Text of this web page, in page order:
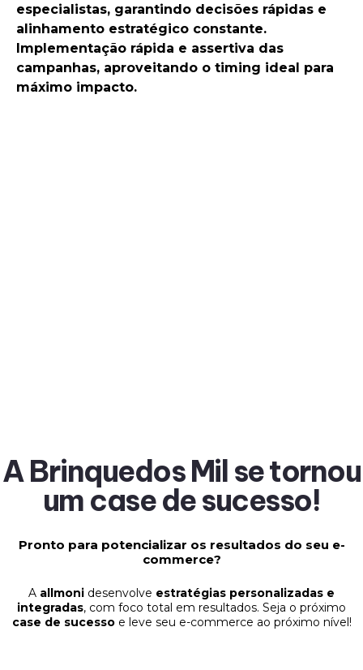
especialistas, garantindo decisões rápidas e
alinhamento estratégico constante.
Implementação rápida e assertiva das
campanhas, aproveitando o timing ideal para
máximo impacto.
A Brinquedos Mil se tornou
um case de sucesso!
Pronto para potencializar os resultados do seu e-
commerce?
A allmoni desenvolve estratégias personalizadas e
integradas, com foco total em resultados. Seja o próximo
case de sucessoe leve seu e-commerce ao próximo nível!